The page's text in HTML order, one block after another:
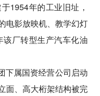
1954年的工业旧址，
电影放映机、教学幻灯
厂转型生产汽车化油
属国资经营公司启动
面、高大桁架结构被完